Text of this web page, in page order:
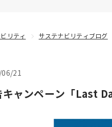
06/21
キャンペーン「Last
リティ サステナビリティブログ